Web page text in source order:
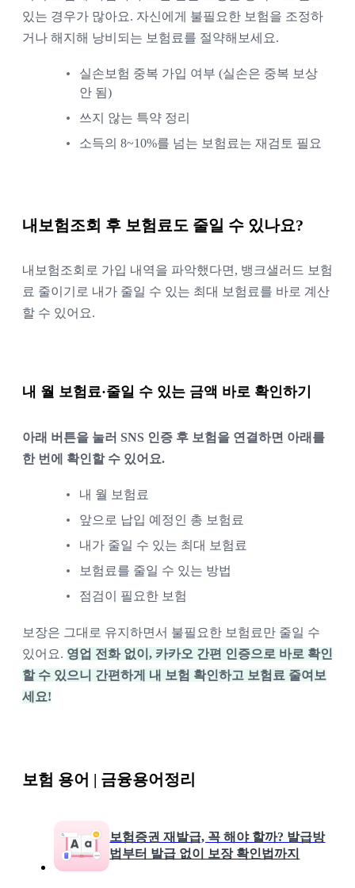
있는 경우가 많아요. 자신에게 불필요한 보험을 조정하
거나 해지해 낭비되는 보험료를 절약해보세요.
실손보험 중복 가입 여부 (실손은 중복 보상
안 됨)
쓰지 않는 특약 정리
소득의 8~10%를 넘는 보험료는 재검토 필요
내보험조회 후 보험료도 줄일 수 있나요?
내보험조회로 가입 내역을 파악했다면, 뱅크샐러드 보험
료 줄이기로 내가 줄일 수 있는 최대 보험료를 바로 계산
할 수 있어요.
내 월 보험료·줄일 수 있는 금액 바로 확인하기
아래 버튼을 눌러 SNS 인증 후 보험을 연결하면 아래를
한 번에 확인할 수 있어요.
내 월 보험료
앞으로 납입 예정인 총 보험료
내가 줄일 수 있는 최대 보험료
보험료를 줄일 수 있는 방법
점검이 필요한 보험
보장은 그대로 유지하면서 불필요한 보험료만 줄일 수
있어요. 영업 전화 없이, 카카오 간편 인증으로 바로 확인
할 수 있으니 간편하게 내 보험 확인하고 보험료 줄여보
세요!
보험 용어 | 금융용어정리
보험증권 재발급, 꼭 해야 할까? 발급방
법부터 발급 없이 보장 확인법까지